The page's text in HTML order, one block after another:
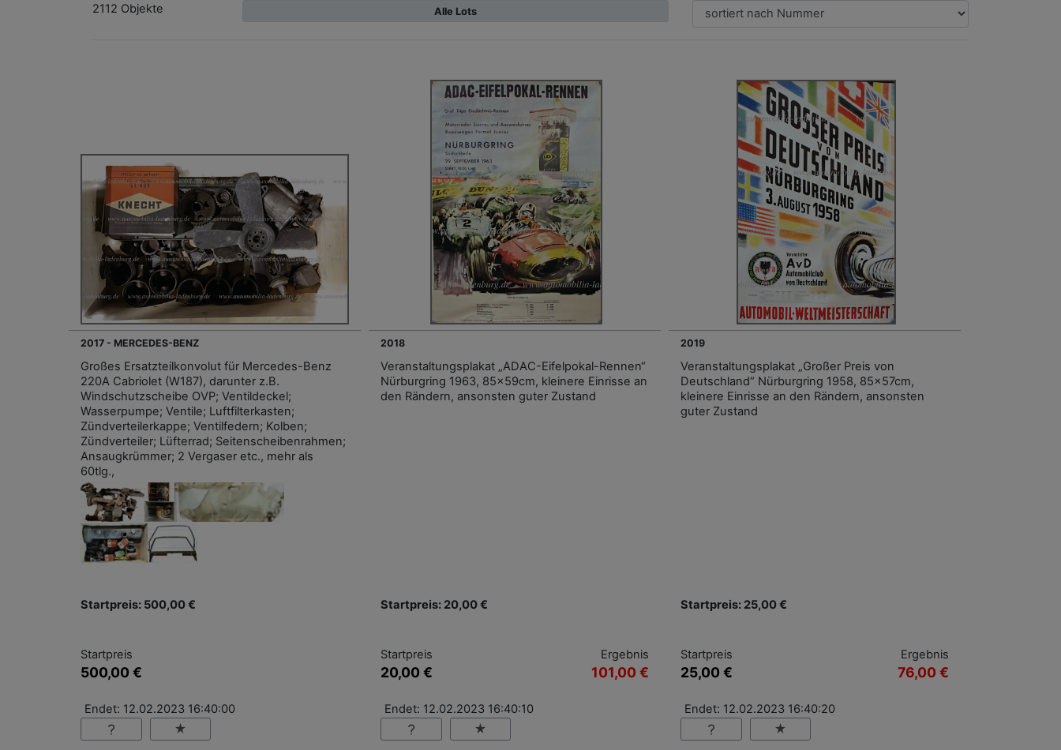
2112 Objekte Alle Lots
2017 - MERCEDES-BENZ
Großes Ersatzteilkonvolut für Mercedes-Benz
220A Cabriolet (W187), darunter z.B.
Windschutzscheibe OVP; Ventildeckel;
Wasserpumpe; Ventile; Luftfilterkasten;
Zündverteilerkappe; Ventilfedern; Kolben;
Zündverteiler; Lüfterrad; Seitenscheibenrahmen;
Ansaugkrümmer; 2 Vergaser etc., mehr als
60tlg.,
Startpreis: 500,00 €
Startpreis
500,00 €
Endet: 12.02.2023 16:40:00
2018
Veranstaltungsplakat „ADAC-Eifelpokal-Rennen“
Nürburgring 1963, 85x59cm, kleinere Einrisse an
den Rändern, ansonsten guter Zustand
Startpreis: 20,00 €
Startpreis
20,00 €
Ergebnis
101,00 €
Endet: 12.02.2023 16:40:10
2019
Veranstaltungsplakat „Großer Preis von
Deutschland“ Nürburgring 1958, 85x57cm,
kleinere Einrisse an den Rändern, ansonsten
guter Zustand
Startpreis: 25,00 €
Startpreis
25,00 €
Ergebnis
76,00 €
Endet: 12.02.2023 16:40:20